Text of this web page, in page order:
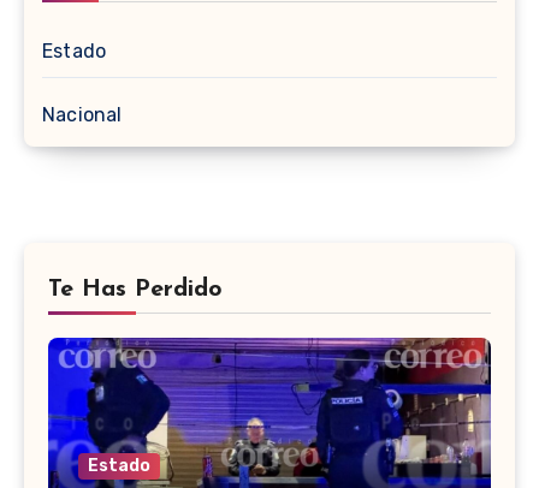
Estado
Nacional
Te Has Perdido
Estado